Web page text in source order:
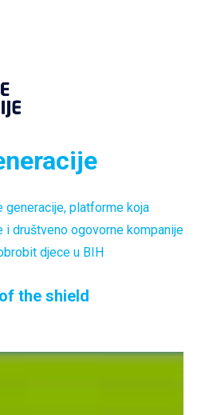
platforme koja
i društveno ogovorne kompanije
djece u BIH
the shield